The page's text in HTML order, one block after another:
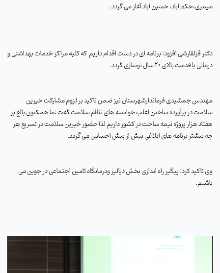
میمری،حکم اباد، حسین اباد آغاز می گردد.
دکتر قزلقارشی افزود: برنامه ای در دست اقدام داریم که کلیه مراکز خدمات بهداشتی و
درمانی با قدمت بالای 20 سال نوسازی گردد.
مهندس جمشیدی فرماندارشهرستان نیز ضمن تاکید بر لزوم مشارکت خیرین
سلامت در برآورده ساختن اغلب خواسته های نظام سلامت گفت :ما همکنون بالغ بر
هفتاد هزار پروژه نیمه ساخت در کشور داریم لذا حضور خیرین سلامت در تسریع هر
چه بیشتر برنامه های ابلاغی بیش از پیش احساس می گردد.
وی تاکید کرد: پیگیر راه اندازی بخش دیالیز ودرمانگاه تامین اجتماعی در جوین می
باشیم.